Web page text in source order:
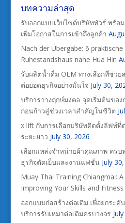
บทความล่าสุด
รับออกแบบเว็บไซต์บริษัททัวร์ พร้อม
เพิ่มโอกาสในการเข้าถึงลูกค้า
Nach der Übergabe: 6
Ruhestandshaus nahe Hua Hin
รับผลิตน้ำดื่ม OEM ทางเลือกที่ช่วย
ต่อยอดธุรกิจอย่างมั่นใจ July 30,
บริการวางฤกษ์มงคล จุดเริ่มต้นของ
ก่อนก้าวสู่ช่วงเวลาสำคัญในชีวิต
x lift กับการเลือกบริษัทติดตั้งลิฟท์ที่
ระยะยาว July 30, 2026
เลือกแหล่งจำหน่ายผ้าคุณภาพ ครบ
ธุรกิจตัดเย็บและงานแฟชั่น July
Muay Thai Training Chiangmai:
Improving Your Skills and Fitness
ออกแบบก่อสร้างต่อเติม เพื่อยกระ
บริการรับเหมาต่อเติมครบวงจร